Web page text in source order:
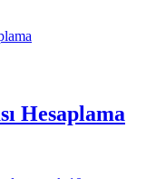
Hesaplama